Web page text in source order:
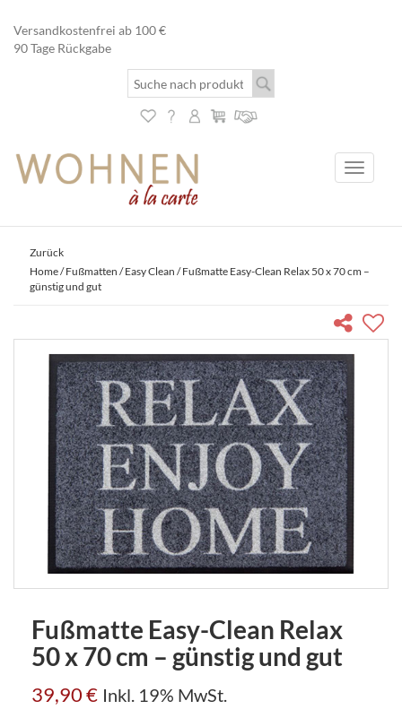
Versandkostenfrei ab 100 €
90 Tage Rückgabe
Toggle
Zurück
Home/Fußmatten /Easy Clean / Fußmatte Easy-Clean Relax 50 x 70 cm –
günstig und gut
Fußmatte Easy-Clean Relax
50 x 70 cm – günstig und gut
39,90€ Inkl. 19% MwSt.